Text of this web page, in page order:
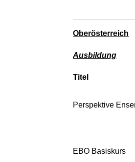
Oberösterreich
Ausbildung
Titel
Perspektive
EBO Basiskurs